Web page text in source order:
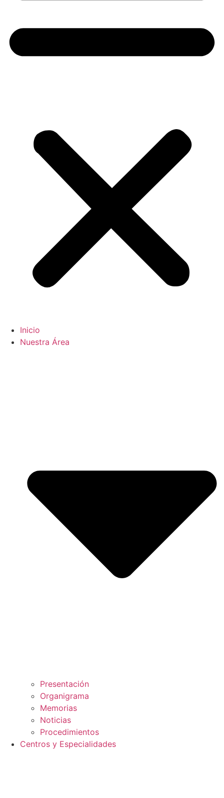
Inicio
Nuestra Área
Presentación
Organigrama
Memorias
Noticias
Procedimientos
Centros y Especialidades